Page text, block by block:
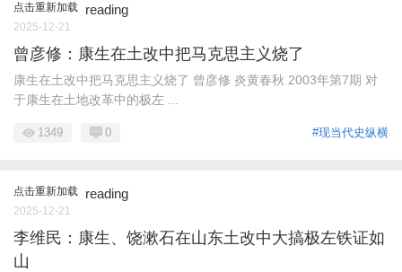
点击重新加载 reading
2025-12-21
曾彦修：康生在土改中把马克思主义烧了
康生在土改中把马克思主义烧了 曾彦修 炎黄春秋 2003年第7期 对
于康生在土地改革中的极左 ...
#现当代史纵横
1349 0
点击重新加载 reading
2025-12-21
李维民：康生、饶漱石在山东土改中大搞极左铁证如
山